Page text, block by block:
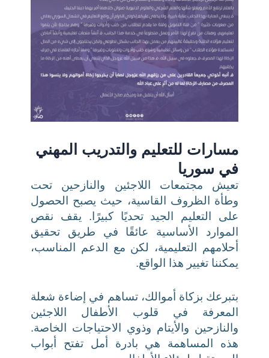
مسارات للتعليم والتدريب المهني
في سوريا
تعيش مجتمعات اللاجئين والنازحين تحت
وطأة الظروف القاسية، حيث يصبح الحصول
على التعليم الجيد تحديًا كبيرًا. يقف نقص
الموارد الأساسية عائقًا في طريق تحقيق
أحلامهم التعليمية، لكن مع الدعم المناسب،
يمكننا تغيير هذا الواقع.
بتبرعك بزكاة أموالك، تساهم في إضاءة شعلة
المعرفة في قلوب الأطفال اللاجئين
والنازحين والأيتام وذوي الاحتياجات الخاصة.
هذه المساهمة هي بادرة أمل تفتح أبواب